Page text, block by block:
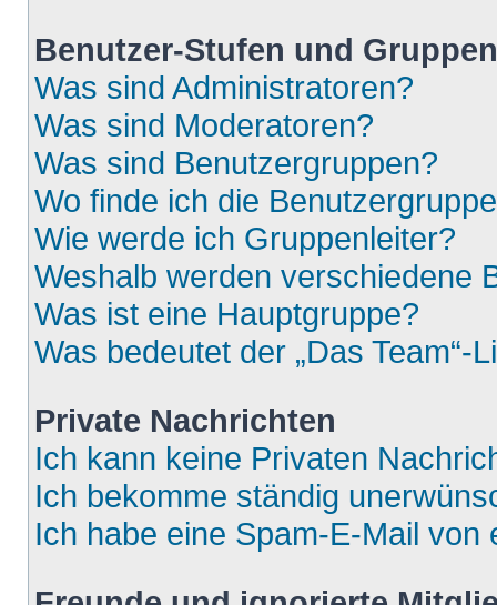
Benutzer-Stufen und Gruppen
Was sind Administratoren?
Was sind Moderatoren?
Was sind Benutzergruppen?
Wo finde ich die
Wie werde ich Gruppenleiter?
Weshalb werden verschiedene
Was ist eine Hauptgruppe?
Was bedeutet der „Das Team“-
Private Nachrichten
Ich kann keine Privaten
Ich bekomme ständig
Ich habe eine Spam-E-Mail